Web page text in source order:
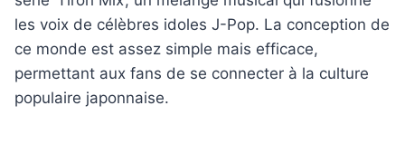
les voix de célèbres idoles J-Pop. La conception de
ce monde est assez simple mais efficace,
permettant aux fans de se connecter à la culture
populaire japonnaise.